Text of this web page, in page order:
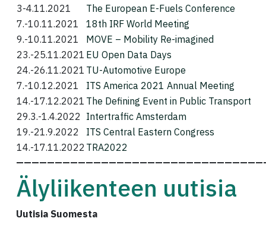
3-4.11.2021
The European E-Fuels Conference
7.-10.11.2021
18th IRF World Meeting
9.-10.11.2021
MOVE – Mobility Re-imagined
23.-25.11.2021 EU Open Data Days
24.-26.11.2021 TU-Automotive Europe
7.-10.12.2021
ITS America 2021 Annual Meeting
14.-17.12.2021 The Defining Event in Public Transport
29.3.-1.4.2022 Intertraffic Amsterdam
19.-21.9.2022
ITS Central Eastern Congress
14.-17.11.2022 TRA2022
Älyliikenteen uutisia
Uutisia Suomesta